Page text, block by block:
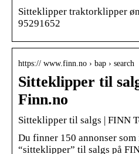
Sitteklipper traktorklipper
95291652
https:// www.finn.no › bap › search
Sitteklipper til
Finn.no
Sitteklipper til salgs | FINN
Du finner 150 annonser
“sitteklipper” til salgs på